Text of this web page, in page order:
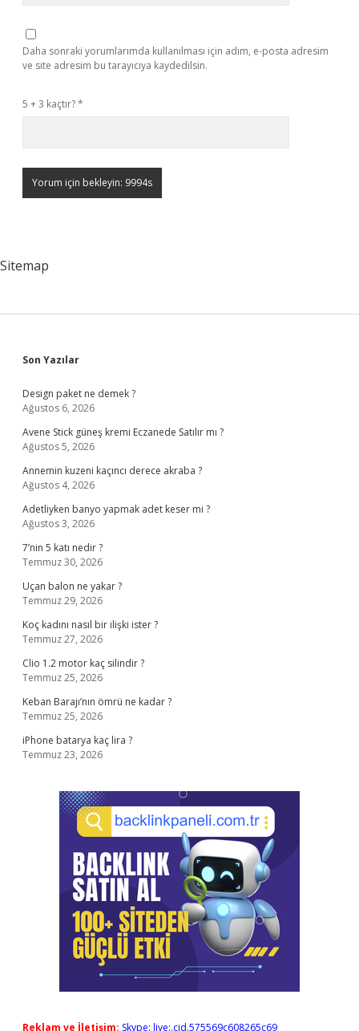
Daha sonraki yorumlarımda kullanılması için adım, e-posta adresim
ve site adresim bu tarayıcıya kaydedilsin.
5 + 3 kaçtır?*
Sitemap
Sidebar
Son Yazılar
Design paket ne demek ?
Ağustos 6, 2026
Avene Stick güneş kremi Eczanede Satılır mı ?
Ağustos 5, 2026
Annemin kuzeni kaçıncı derece akraba ?
Ağustos 4, 2026
Adetliyken banyo yapmak adet keser mi ?
Ağustos 3, 2026
7’nin 5 katı nedir ?
Temmuz 30, 2026
Uçan balon ne yakar ?
Temmuz 29, 2026
Koç kadını nasıl bir ilişki ister ?
Temmuz 27, 2026
Clio 1.2 motor kaç silindir ?
Temmuz 25, 2026
Keban Barajı’nın ömrü ne kadar ?
Temmuz 25, 2026
iPhone batarya kaç lira ?
Temmuz 23, 2026
Reklam ve İletişim: Skype: live:.cid.575569c608265c69